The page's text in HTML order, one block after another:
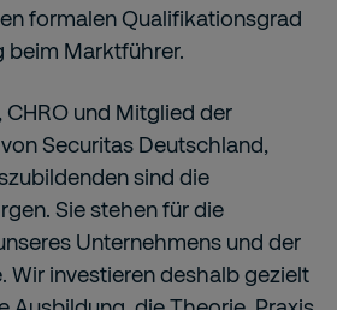
formalen Qualifikationsgrad
beim Marktführer.
und Mitglied der
Securitas Deutschland,
sind die
Sie stehen für die
Unternehmens und der
Wir investieren deshalb gezielt